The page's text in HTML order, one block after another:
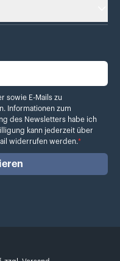
E-Mails zu Bewertungen von
sowie E-Mails zu
Informationen zum
des Newsletters habe ich
kann jederzeit über
widerrufen werden.*